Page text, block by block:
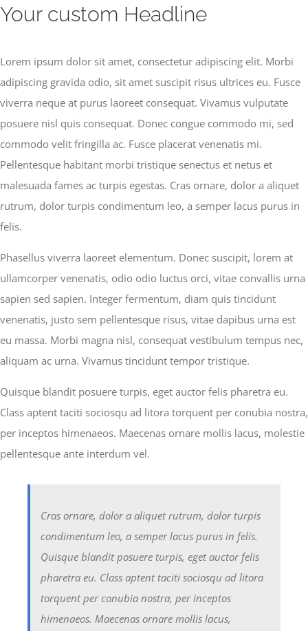
Skip
Your custom Headline
Lorem ipsum dolor sit amet, consectetur adipiscing elit. Morbi
adipiscing gravida odio, sit amet suscipit risus ultrices eu. Fusce
viverra neque at purus laoreet consequat. Vivamus vulputate
posuere nisl quis consequat. Donec congue commodo mi, sed
commodo velit fringilla ac. Fusce placerat venenatis mi.
Pellentesque habitant morbi tristique senectus et netus et
malesuada fames ac turpis egestas. Cras ornare, dolor a aliquet
rutrum, dolor turpis condimentum leo, a semper lacus purus in
felis.
Phasellus viverra laoreet elementum. Donec suscipit, lorem at
ullamcorper venenatis, odio odio luctus orci, vitae convallis urna
sapien sed sapien. Integer fermentum, diam quis tincidunt
venenatis, justo sem pellentesque risus, vitae dapibus urna est
eu massa. Morbi magna nisl, consequat vestibulum tempus nec,
aliquam ac urna. Vivamus tincidunt tempor tristique.
Quisque blandit posuere turpis, eget auctor felis pharetra eu.
Class aptent taciti sociosqu ad litora torquent per conubia nostra,
per inceptos himenaeos. Maecenas ornare mollis lacus, molestie
pellentesque ante interdum vel.
Cras ornare, dolor a aliquet rutrum, dolor turpis
condimentum leo, a semper lacus purus in felis.
Quisque blandit posuere turpis, eget auctor felis
pharetra eu. Class aptent taciti sociosqu ad litora
torquent per conubia nostra, per inceptos
himenaeos. Maecenas ornare mollis lacus,